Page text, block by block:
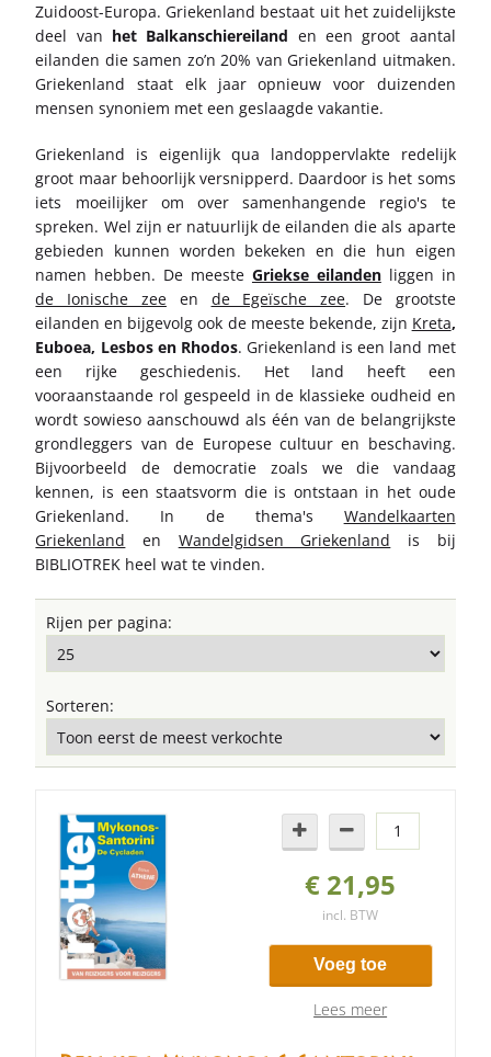
Zuidoost-Europa. Griekenland bestaat uit het zuidelijkste
deel van het Balkanschiereiland en een groot aantal
eilanden die samen zo’n 20% van Griekenland uitmaken.
Griekenland staat elk jaar opnieuw voor duizenden
mensen synoniem met een geslaagde vakantie.
Griekenland is eigenlijk qua landoppervlakte redelijk
groot maar behoorlijk versnipperd. Daardoor is het soms
iets moeilijker om over samenhangende regio's te
spreken. Wel zijn er natuurlijk de eilanden die als aparte
gebieden kunnen worden bekeken en die hun eigen
namen hebben. De meeste Griekse eilandenliggen in
de Ionische zeeen de Egeïsche zee. De grootste
eilanden en bijgevolg ook de meeste bekende, zijn Kreta,
Euboea, Lesbos en Rhodos. Griekenland is een land met
een rijke geschiedenis. Het land heeft een
vooraanstaande rol gespeeld in de klassieke oudheid en
wordt sowieso aanschouwd als één van de belangrijkste
grondleggers van de Europese cultuur en beschaving.
Bijvoorbeeld de democratie zoals we die vandaag
kennen, is een staatsvorm die is ontstaan in het oude
Griekenland. In de thema's Wandelkaarten
Griekenland en Wandelgidsen Griekenland is bij
BIBLIOTREK heel wat te vinden.
Rijen per pagina:
Sorteren:
€ 21,95
incl. BTW
Voeg toe
Lees meer